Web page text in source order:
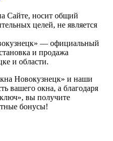
Сайте, носит общий
целей, не является
— официальный
и продажа
и области.
Новокузнецк» и наши
вашего окна, а благодаря
вы получите
бонусы!